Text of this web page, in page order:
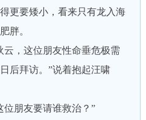
要矮小，看来只有龙入海
胖。
，这位朋友性命垂危极需
后拜访。”说着抱起汪啸
朋友要请谁救治？”